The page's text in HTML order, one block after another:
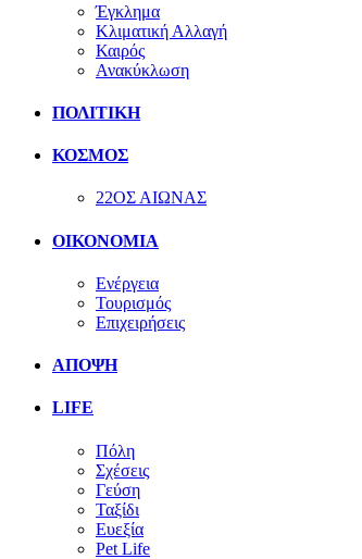
Έγκλημα
Κλιματική Αλλαγή
Καιρός
Ανακύκλωση
ΠΟΛΙΤΙΚΗ
ΚΟΣΜΟΣ
22ΟΣ ΑΙΩΝΑΣ
ΟΙΚΟΝΟΜΙΑ
Ενέργεια
Τουρισμός
Επιχειρήσεις
ΑΠΟΨΗ
LIFE
Πόλη
Σχέσεις
Γεύση
Ταξίδι
Ευεξία
Pet Life